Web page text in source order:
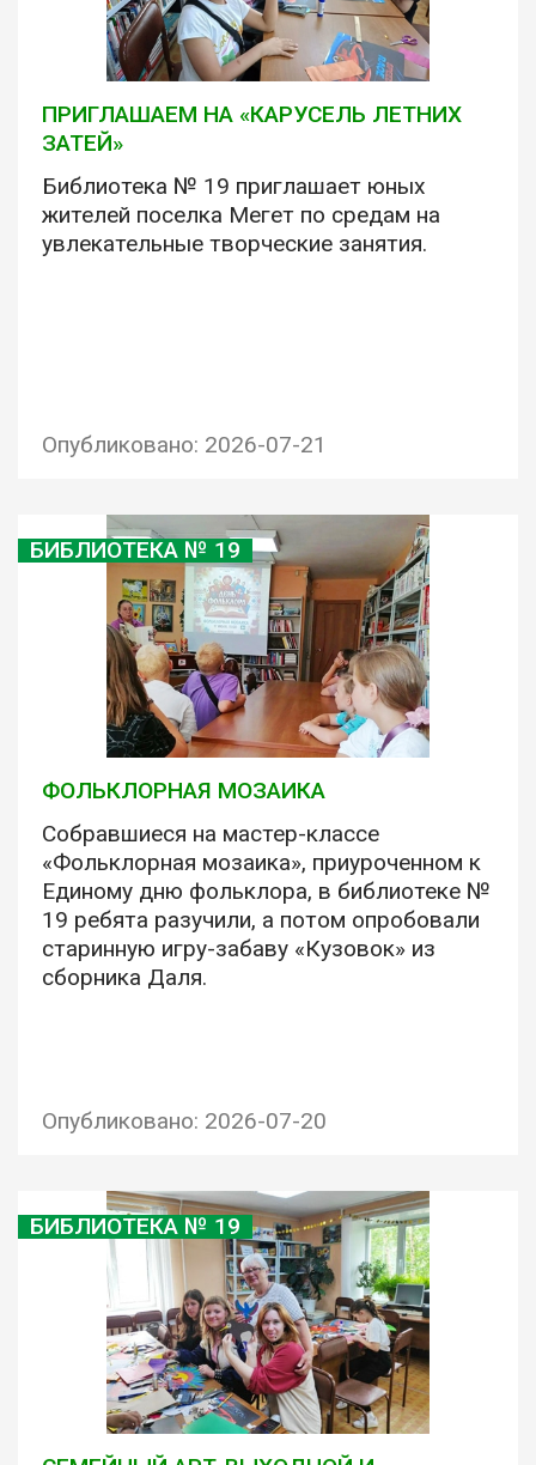
ПРИГЛАШАЕМ НА «КАРУСЕЛЬ ЛЕТНИХ
ЗАТЕЙ»
Библиотека № 19 приглашает юных
жителей поселка Мегет по средам на
увлекательные творческие занятия.
Опубликовано: 2026-07-21
БИБЛИОТЕКА № 19
ФОЛЬКЛОРНАЯ МОЗАИКА
Собравшиеся на мастер-классе
«Фольклорная мозаика», приуроченном к
Единому дню фольклора, в библиотеке №
19 ребята разучили, а потом опробовали
старинную игру-забаву «Кузовок» из
сборника Даля.
Опубликовано: 2026-07-20
БИБЛИОТЕКА № 19